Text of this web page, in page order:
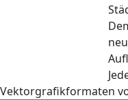
Vektorgrafikformaten vor